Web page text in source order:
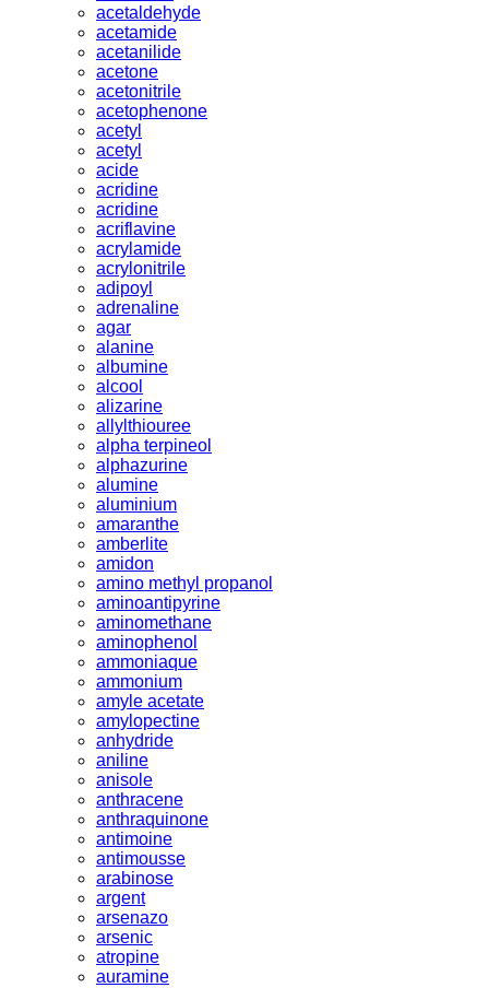
acetaldehyde
acetamide
acetanilide
acetone
acetonitrile
acetophenone
acetyl
acetyl
acide
acridine
acridine
acriflavine
acrylamide
acrylonitrile
adipoyl
adrenaline
agar
alanine
albumine
alcool
alizarine
allylthiouree
alpha terpineol
alphazurine
alumine
aluminium
amaranthe
amberlite
amidon
amino methyl propanol
aminoantipyrine
aminomethane
aminophenol
ammoniaque
ammonium
amyle acetate
amylopectine
anhydride
aniline
anisole
anthracene
anthraquinone
antimoine
antimousse
arabinose
argent
arsenazo
arsenic
atropine
auramine